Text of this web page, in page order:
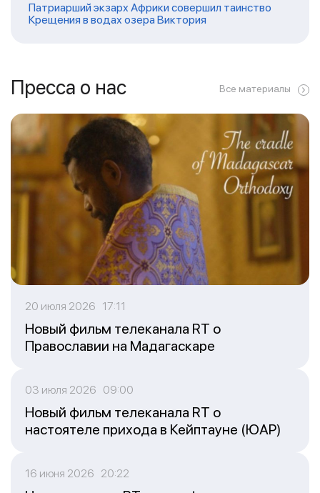
Патриарший экзарх Африки совершил таинство
Крещения в водах озера Виктория
Пресса о нас Все материалы
20 июля 2026 17:11
Новый фильм телеканала RT о
Православии на Мадагаскаре
03 июля 2026 09:00
Новый фильм телеканала RT о
настоятеле прихода в Кейптауне (ЮАР)
16 июня 2026 20:22